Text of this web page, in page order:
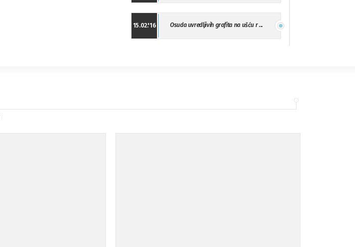
15.02.'16 Osuda uvredljivih grafita na ušću r ...
09.11.'15 Osuda incidenta tokom dženaze na Pe ...